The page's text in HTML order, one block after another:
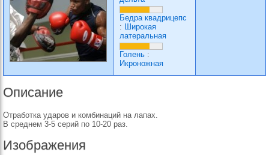
Бедра квадрицепс
: Широкая
латеральная
Голень :
Икроножная
Описание
Отработка ударов и комбинаций на лапах.
В среднем 3-5 серий по 10-20 раз.
Изображения